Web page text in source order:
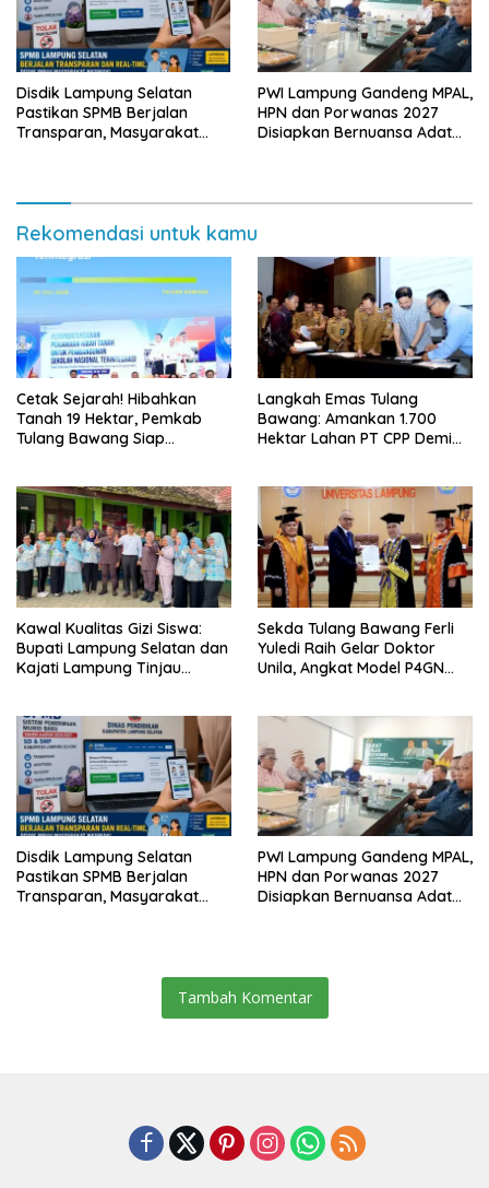
Disdik Lampung Selatan
Pastikan SPMB Berjalan
Transparan, Masyarakat
PWI Lampung Gandeng MPAL,
HPN dan Porwanas 2027
Disiapkan Bernuansa Adat
Rekomendasi untuk kamu
Cetak Sejarah! Hibahkan
Tanah 19 Hektar, Pemkab
Tulang Bawang Siap
Lampung
Langkah Emas Tulang
Bawang: Amankan 1.700
Hektar Lahan PT CPP Demi
Kawal Kualitas Gizi Siswa:
Bupati Lampung Selatan dan
Kajati Lampung Tinjau
Sekda Tulang Bawang Ferli
Yuledi Raih Gelar Doktor
Unila, Angkat Model P4GN
Disdik Lampung Selatan
Pastikan SPMB Berjalan
Transparan, Masyarakat
PWI Lampung Gandeng MPAL,
HPN dan Porwanas 2027
Disiapkan Bernuansa Adat
Tambah Komentar